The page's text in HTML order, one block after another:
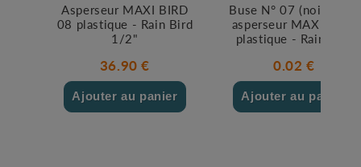
Asperseur MAXI BIRD
08 plastique - Rain Bird
1/2"
36.90 €
Ajouter au panier
Buse N° 07 (noir) pour
asperseur MAXI BIRD
plastique - Rain Bird
0.02 €
Ajouter au panier